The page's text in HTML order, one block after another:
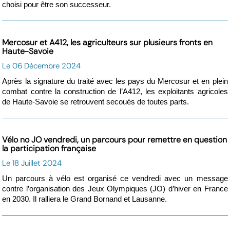
choisi pour être son successeur.
Mercosur et A412, les agriculteurs sur plusieurs fronts en
Haute-Savoie
Le 06 Décembre 2024
Après la signature du traité avec les pays du Mercosur et en plein
combat contre la construction de l’A412, les exploitants agricoles
de Haute-Savoie se retrouvent secoués de toutes parts.
Vélo no JO vendredi, un parcours pour remettre en question
la participation française
Le 18 Juillet 2024
Un parcours à vélo est organisé ce vendredi avec un message
contre l’organisation des Jeux Olympiques (JO) d’hiver en France
en 2030. Il ralliera le Grand Bornand et Lausanne.